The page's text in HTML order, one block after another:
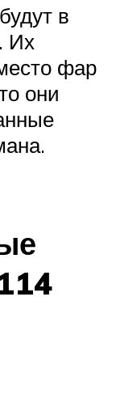
в
Их
фар
они